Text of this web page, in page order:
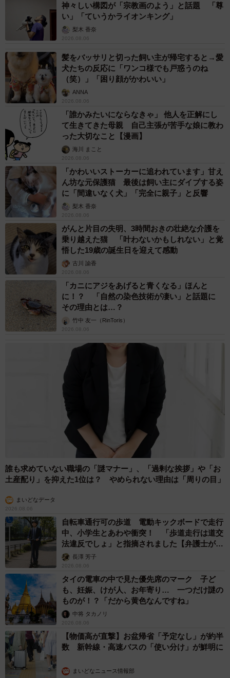
神々しい構図が「宗教画のよう」と話題 「尊
い」「ていうかライオンキング」
梨木 香奈
2026.08.06
髪をバッサリと切った飼い主が帰宅すると→愛
犬たちの反応に「ワンコ様でも戸惑うのね
（笑）」「困り顔がかわいい」
ANNA
2026.08.06
「誰かみたいにならなきゃ」 他人を正解にし
て生きてきた母親 自己主張が苦手な娘に教わ
った大切なこと【漫画】
海川 まこと
2026.08.06
「かわいいストーカーに追われています」甘え
ん坊な元保護猫 最後は飼い主にダイブする姿
に「間違いなく犬」「完全に親子」と反響
梨木 香奈
2026.08.06
がんと片目の失明、3時間おきの壮絶な介護を
乗り越えた猫 「叶わないかもしれない」と覚
悟した19歳の誕生日を迎えて感動
古川 諭香
2026.08.06
「カニにアジをあげると青くなる」ほんと
に！？ 「自然の染色技術が凄い」と話題に
その理由とは…？
竹中 友一（RinToris）
2026.08.06
誰も求めていない職場の「謎マナー」、「過剰な挨拶」や「お
土産配り」を抑えた1位は？ やめられない理由は「周りの目」
まいどなデータ
2026.08.06
自転車通行可の歩道 電動キックボードで走行
中、小学生とあわや衝突！ 「歩道走行は道交
法違反でしょ」と指摘されました【弁護士が解
説】長澤 芳子
2026.08.06
タイの電車の中で見た優先席のマーク 子ど
も、妊娠、けが人、お年寄り… 一つだけ謎の
ものが！？「だから黄色なんですね」
中将 タカノリ
2026.08.06
【物価高が直撃】お盆帰省「予定なし」が約半
数 新幹線・高速バスの「使い分け」が鮮明に
まいどなニュース情報部